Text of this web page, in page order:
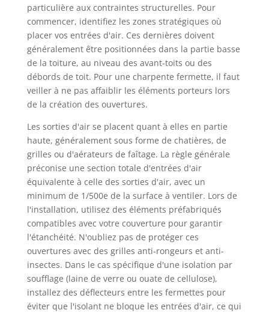
particulière aux contraintes structurelles. Pour
commencer, identifiez les zones stratégiques où
placer vos entrées d'air. Ces dernières doivent
généralement être positionnées dans la partie basse
de la toiture, au niveau des avant-toits ou des
débords de toit. Pour une charpente fermette, il faut
veiller à ne pas affaiblir les éléments porteurs lors
de la création des ouvertures.
Les sorties d'air se placent quant à elles en partie
haute, généralement sous forme de chatières, de
grilles ou d'aérateurs de faîtage. La règle générale
préconise une section totale d'entrées d'air
équivalente à celle des sorties d'air, avec un
minimum de 1/500e de la surface à ventiler. Lors de
l'installation, utilisez des éléments préfabriqués
compatibles avec votre couverture pour garantir
l'étanchéité. N'oubliez pas de protéger ces
ouvertures avec des grilles anti-rongeurs et anti-
insectes. Dans le cas spécifique d'une isolation par
soufflage (laine de verre ou ouate de cellulose),
installez des déflecteurs entre les fermettes pour
éviter que l'isolant ne bloque les entrées d'air, ce qui